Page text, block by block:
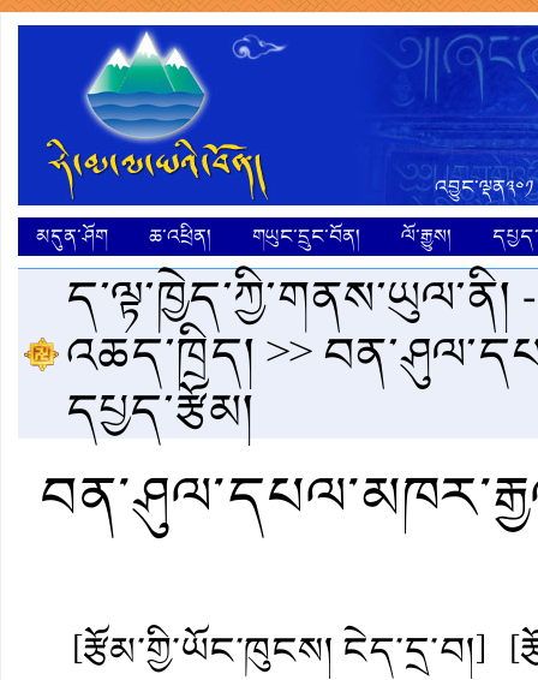
མདུན་ཤོག
ཆ་འཕྲིན། གཡུང་དྲུང་བོན། ལོ་རྒྱུས།
ད་ལྟ་ཁྱེད་ཀྱི་གནས་ཡུལ་ནི།
འཆད་ཁྲིད།>>
དཔྱད་རྩོམ།
[རྩོམ་གྱི་ཡོང་ཁུངས། ངེད་དྲ་བ།]